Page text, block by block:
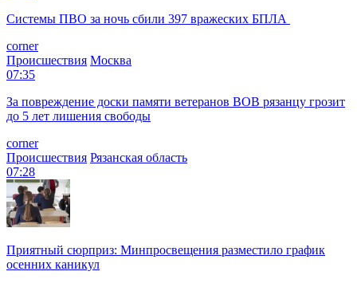
Системы ПВО за ночь сбили 397 вражеских БПЛА
corner
Происшествия Москва
07:35
За повреждение доски памяти ветеранов ВОВ рязанцу грозит
до 5 лет лишения свободы
corner
Происшествия Рязанская область
07:28
Приятный сюрприз: Минпросвещения разместило график
осенних каникул